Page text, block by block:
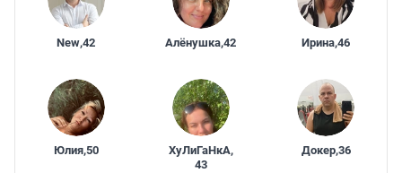
New,42 Алёнушка,42 Ирина,46
Юлия,50 ХуЛиГаНкА,
43
Докер,36